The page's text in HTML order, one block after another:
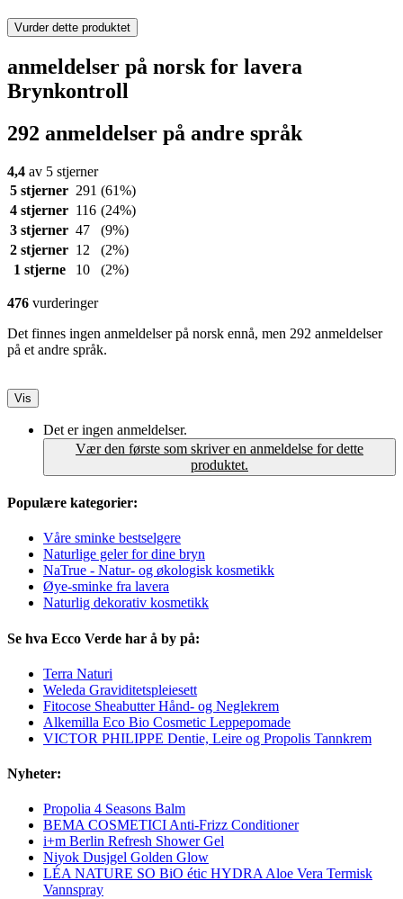
Vurder dette produktet
anmeldelser på norsk for lavera
Brynkontroll
292 anmeldelser på andre språk
4,4 av 5 stjerner
5 stjerner 291 (61%)
4 stjerner 116 (24%)
3 stjerner 47
(9%)
2 stjerner 12
(2%)
1 stjerne
10 (2%)
476 vurderinger
Det finnes ingen anmeldelser på norsk ennå, men 292 anmeldelser
på et andre språk.
Vis
Det er ingen anmeldelser.
Vær den første som skriver en anmeldelse for dette
produktet.
Populære kategorier:
Våre sminke bestselgere
Naturlige geler for dine bryn
NaTrue - Natur- og økologisk kosmetikk
Øye-sminke fra lavera
Naturlig dekorativ kosmetikk
Se hva Ecco Verde har å by på:
Terra Naturi
Weleda Graviditetspleiesett
Fitocose Sheabutter Hånd- og Neglekrem
Alkemilla Eco Bio Cosmetic Leppepomade
VICTOR PHILIPPE Dentie, Leire og Propolis Tannkrem
Nyheter:
Propolia 4 Seasons Balm
BEMA COSMETICI Anti-Frizz Conditioner
i+m Berlin Refresh Shower Gel
Niyok Dusjgel Golden Glow
LÉA NATURE SO BiO étic HYDRA Aloe Vera Termisk
Vannspray